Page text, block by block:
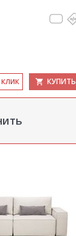
КУПИТЬ